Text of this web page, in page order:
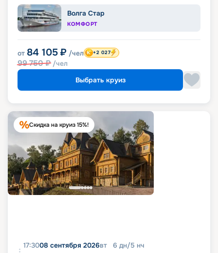
Волга Стар
КОМФОРТ
от 84 105 ₽ /чел
99 750₽ /чел
+2 027
Выбрать круиз
Скидка на круиз 15%!
17:3008 сентября 2026вт 6 дн/5 нч